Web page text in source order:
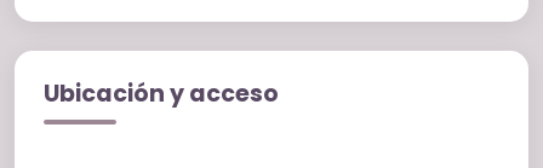
Ubicación y acceso